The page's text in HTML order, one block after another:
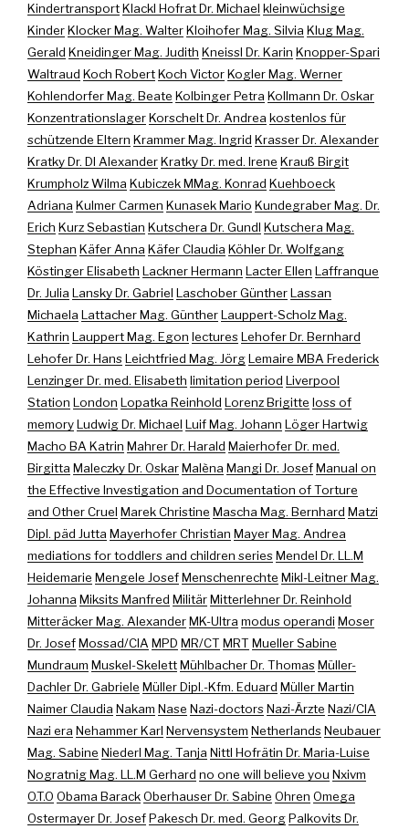
KindertransportKlackl Hofrat Dr. Michael kleinwüchsige
KinderKlocker Mag. WalterKloihofer Mag. Silvia Klug Mag.
Gerald Kneidinger Mag. Judith Kneissl Dr. Karin Knopper-Spari
Waltraud Koch RobertKoch VictorKogler Mag. Werner
Kohlendorfer Mag. Beate Kolbinger Petra Kollmann Dr. Oskar
KonzentrationslagerKorschelt Dr. Andrea kostenlos für
schützende Eltern Krammer Mag. Ingrid Krasser Dr. Alexander
Kratky Dr. DI AlexanderKratky Dr. med. Irene Krauß Birgit
Krumpholz Wilma Kubiczek MMag. Konrad Kuehboeck
Adriana Kulmer Carmen Kunasek Mario Kundegraber Mag. Dr.
Erich Kurz Sebastian Kutschera Dr. Gundl Kutschera Mag.
Stephan Käfer Anna Käfer Claudia Köhler Dr. Wolfgang
Köstinger Elisabeth Lackner Hermann Lacter Ellen Laffranque
Dr. Julia Lansky Dr. Gabriel Laschober GüntherLassan
Michaela Lattacher Mag. GüntherLauppert-Scholz Mag.
Kathrin Lauppert Mag. Egon lecturesLehofer Dr. Bernhard
Lehofer Dr. HansLeichtfried Mag. JörgLemaire MBA Frederick
Lenzinger Dr. med. Elisabeth limitation period Liverpool
Station London Lopatka Reinhold Lorenz Brigitte loss of
memoryLudwig Dr. Michael Luif Mag. Johann Löger Hartwig
Macho BA Katrin Mahrer Dr. Harald Maierhofer Dr. med.
Birgitta Maleczky Dr. OskarMalèna Mangi Dr. JosefManual on
the Effective Investigation and Documentation of Torture
and Other Cruel Marek Christine Mascha Mag. Bernhard Matzi
Dipl. päd Jutta Mayerhofer Christian Mayer Mag. Andrea
mediations for toddlers and children seriesMendel Dr. LL.M
Heidemarie Mengele JosefMenschenrechte Mikl-Leitner Mag.
Johanna Miksits Manfred MilitärMitterlehner Dr. Reinhold
Mitteräcker Mag. AlexanderMK-Ultra modus operandi Moser
Dr. JosefMossad/CIA MPD MR/CT MRT Mueller Sabine
Mundraum Muskel-SkelettMühlbacher Dr. ThomasMüller-
Dachler Dr. Gabriele Müller Dipl.-Kfm. Eduard Müller Martin
Naimer Claudia Nakam Nase Nazi-doctorsNazi-Ärzte Nazi/CIA
Nazi era Nehammer Karl Nervensystem NetherlandsNeubauer
Mag. Sabine Niederl Mag. Tanja Nittl Hofrätin Dr. Maria-Luise
Nogratnig Mag. LL.M Gerhard no one will believe you Nxivm
O.T.O Obama BarackOberhauser Dr. Sabine Ohren Omega
Ostermayer Dr. JosefPakesch Dr. med. GeorgPalkovits Dr.